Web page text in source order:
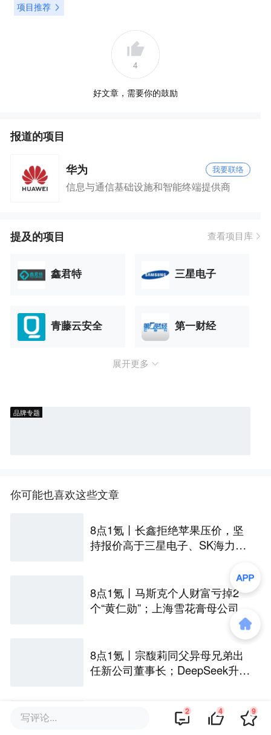
项目推荐
4
好文章，需要你的鼓励
报道的项目
华为 我要联络
信息与通信基础设施和智能终端提供商
提及的项目 查看项目库
鑫君特 三星电子
青藤云安全 第一财经
展开更多
品牌专题
你可能也喜欢这些文章
8点1氪丨长鑫拒绝苹果压价，坚
持报价高于三星电子、SK海力
步询价；韩国宣布进入“国家灾难
状态”
8点1氪丨马斯克个人财富亏掉2
个“黄仁勋”；上海雪花膏母公司破
8点1氪丨宗馥莉同父异母兄弟出
任新公司董事长；DeepSeek升至
8点1氪丨蔡崇信宣布离婚，不涉
写评论... 2 4 9